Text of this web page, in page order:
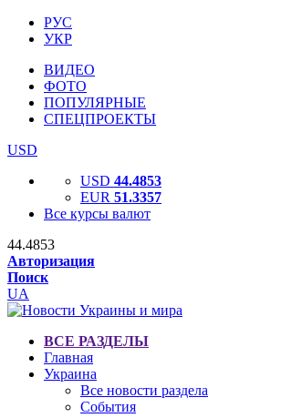
РУС
УКР
ВИДЕО
ФОТО
ПОПУЛЯРНЫЕ
СПЕЦПРОЕКТЫ
USD
USD 44.4853
EUR 51.3357
Все курсы валют
44.4853
Авторизация
Поиск
UA
ВСЕ РАЗДЕЛЫ
Главная
Украина
Все новости раздела
События